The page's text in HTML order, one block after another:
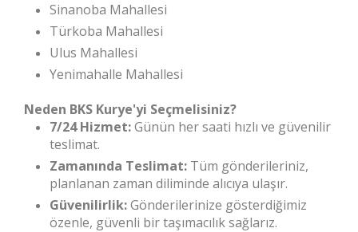
Sinanoba Mahallesi
Türkoba Mahallesi
Ulus Mahallesi
Yenimahalle Mahallesi
Neden BKS Kurye'yi Seçmelisiniz?
7/24 Hizmet:Günün her saati hızlı ve güvenilir
teslimat.
Zamanında Teslimat: Tüm gönderileriniz,
planlanan zaman diliminde alıcıya ulaşır.
Güvenilirlik:Gönderilerinize gösterdiğimiz
özenle, güvenli bir taşımacılık sağlarız.